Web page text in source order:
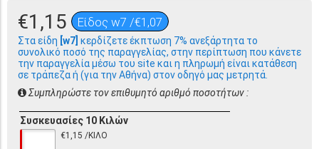
€1,15 Είδος w7 /€1,07
Στα είδη [w7] κερδίζετε έκπτωση 7% ανεξάρτητα το
συνολικό ποσό της παραγγελίας, στην περίπτωση που κάνετε
την παραγγελία μέσω του site και η πληρωμή είναι κατάθεση
σε τράπεζα ή (για την Αθήνα) στον οδηγό μας μετρητά.
Συμπληρώστε τον επιθυμητό αριθμό ποσοτήτων :
Συσκευασίες 10 Κιλών
€1,15 /ΚΙΛΟ